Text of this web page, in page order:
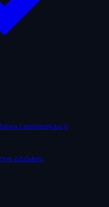
i automatyzacji
udziałem